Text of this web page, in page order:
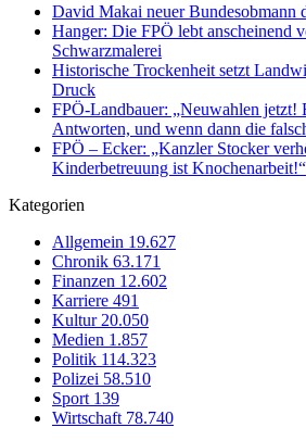
David Makai neuer Bundesobmann
Hanger: Die FPÖ lebt anscheinend
Schwarzmalerei
Historische Trockenheit setzt
Druck
FPÖ-Landbauer: „Neuwahlen jetzt!
Antworten, und wenn dann die
FPÖ – Ecker: „Kanzler Stocker
Kinderbetreuung ist Knochenarbeit!“
Kategorien
Allgemein 19.627
Chronik 63.171
Finanzen 12.602
Karriere 491
Kultur 20.050
Medien 1.857
Politik 114.323
Polizei 58.510
Sport 139
Wirtschaft 78.740